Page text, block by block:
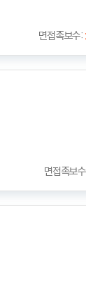
면접족보수 :
면접족보수